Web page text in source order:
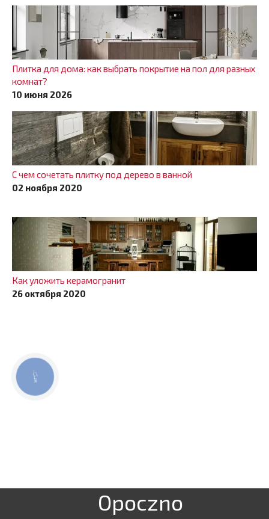
Плитка для дома: как выбрать покрытие на пол для разных
комнат?
10 июня 2026
С чем сочетать плитку под дерево в ванной
02 ноября 2020
Как уложить керамогранит
26 октября 2020
Opoczno
КНОПКА
СВЯЗИ